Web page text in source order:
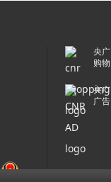
央广
购物
央广
广告